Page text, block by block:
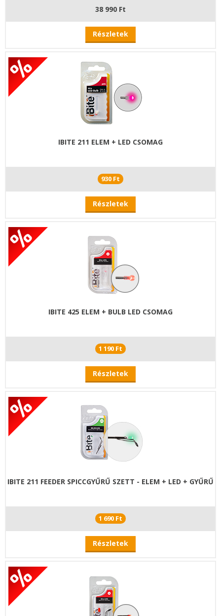
38 990 Ft
Részletek
IBITE 211 ELEM + LED CSOMAG
930 Ft
Részletek
IBITE 425 ELEM + BULB LED CSOMAG
1 190 Ft
Részletek
IBITE 211 FEEDER SPICCGYŰRŰ SZETT - ELEM + LED + GYŰRŰ
1 690 Ft
Részletek